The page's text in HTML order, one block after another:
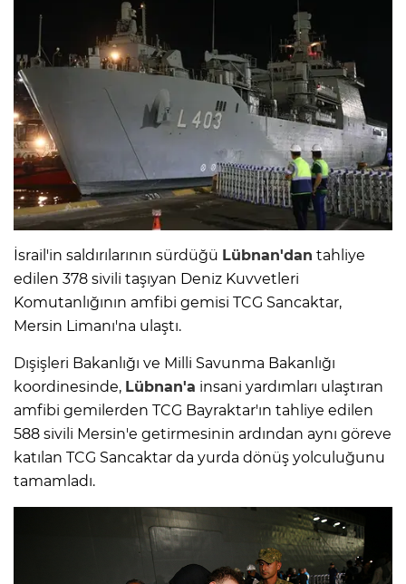
İsrail'in saldırılarının sürdüğü Lübnan'dan tahliye
edilen 378 sivili taşıyan Deniz Kuvvetleri
Komutanlığının amfibi gemisi TCG Sancaktar,
Mersin Limanı'na ulaştı.
Dışişleri Bakanlığı ve Milli Savunma Bakanlığı
koordinesinde, Lübnan'a insani yardımları ulaştıran
amfibi gemilerden TCG Bayraktar'ın tahliye edilen
588 sivili Mersin'e getirmesinin ardından aynı göreve
katılan TCG Sancaktar da yurda dönüş yolculuğunu
tamamladı.